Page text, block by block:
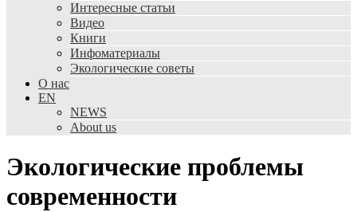
Интересные статьи
Видео
Книги
Инфоматериалы
Экологические советы
О нас
EN
NEWS
About us
Экологические проблемы
современности